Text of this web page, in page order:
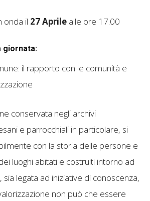
onda il 27 Aprile alle ore 17.00
giornata:
il rapporto con le comunità e
conservata negli archivi
e parrocchiali in particolare, si
con la storia delle persone e
luoghi abitati e costruiti intorno ad
sia legata ad iniziative di conoscenza,
non può che essere